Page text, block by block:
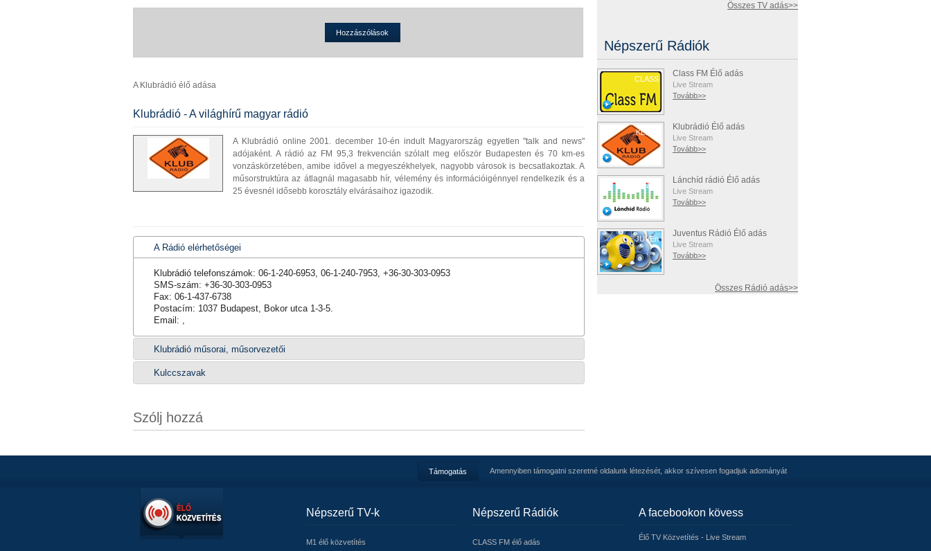
Hozzászólások
A Klubrádió élő adása
Klubrádió - A világhírű magyar rádió
A Klubrádió online 2001. december 10-én indult Magyarország egyetlen "talk and news"
adójaként. A rádió az FM 95,3 frekvencián szólalt meg először Budapesten és 70 km-es
vonzáskörzetében, amibe idővel a megyeszékhelyek, nagyobb városok is becsatlakoztak. A
műsorstruktúra az átlagnál magasabb hír, vélemény és információigénnyel rendelkezik és a
25 évesnél idősebb korosztály elvárásaihoz igazodik.
A Rádió elérhetőségei
Klubrádió telefonszámok: 06-1-240-6953, 06-1-240-7953, +36-30-303-0953
SMS-szám: +36-30-303-0953
Fax: 06-1-437-6738
Postacím: 1037 Budapest, Bokor utca 1-3-5.
Email: ,
Klubrádió műsorai, műsorvezetői
Kulccszavak
Szólj hozzá
Összes TV adás>>
Népszerű Rádiók
CLASS
Class FM Élő adás
Live Stream
Tovább>>
KLUBr
Klubrádió Élő adás
Live Stream
Tovább>>
LÁNCh
Lánchíd rádió Élő adás
Live Stream
Tovább>>
JUVEn
Juventus Rádió Élő adás
Live Stream
Tovább>>
Összes Rádió adás>>
Amennyiben támogatni szeretné oldalunk létezését, akkor szívesen fogadjuk adományát
Támogatás
Népszerű TV-k
M1 élő közvetítés
Népszerű Rádiók
CLASS FM élő adás
A facebookon kövess
Élő TV Közvetítés - Live Stream